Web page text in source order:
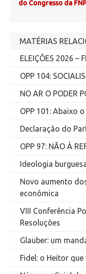
navigation
do Congresso da
MATÉRIAS
ELEIÇÕES 2026 –
OPP 104:
NO AR O PODER
OPP 101: Abaixo
Declaração do
OPP 97: NÃO À
Ideologia
Novo aumento
econômica
VIII Conferência
Resoluções
Glauber: um
Fidel: o Heitor que